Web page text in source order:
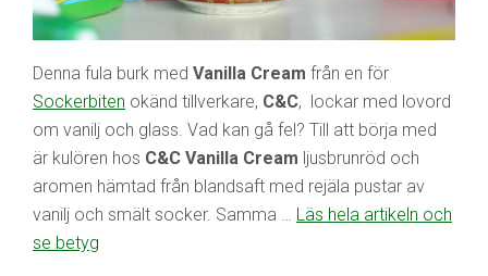
Denna fula burk med Vanilla Cream från en för
Sockerbiten okänd tillverkare, C&C, lockar med lovord
om vanilj och glass. Vad kan gå fel? Till att börja med
är kulören hos C&C Vanilla Cream ljusbrunröd och
aromen hämtad från blandsaft med rejäla pustar av
vanilj och smält socker. Samma … Läs hela artikeln och
se betyg